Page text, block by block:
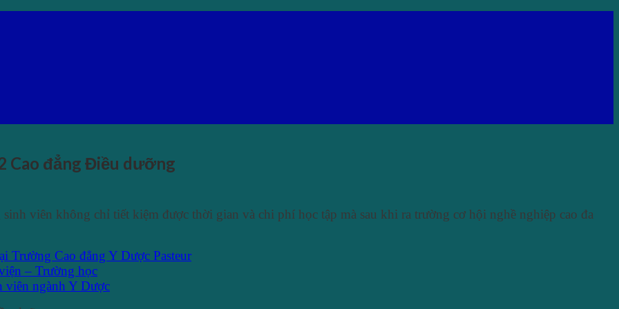
Cao đẳng Điều dưỡng
viên không chỉ tiết kiệm được thời gian và chi phí học tập mà sau khi ra trường cơ hội nghề nghiệp cao đa
Trường Cao đẳng Y Dược Pasteur
– Trường học
viên ngành Y Dược